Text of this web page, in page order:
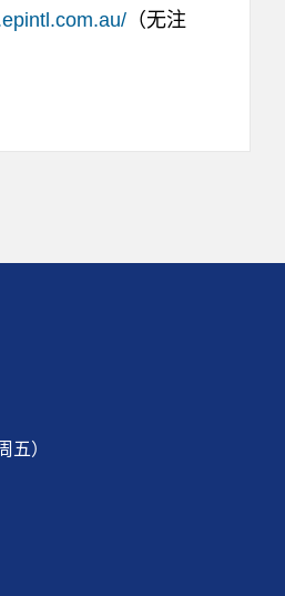
（无注
五）